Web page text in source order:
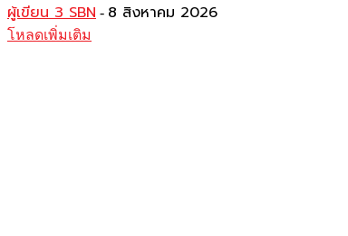
ผู้เขียน 3 SBN - 8 สิงหาคม 2026
โหลดเพิ่มเติม